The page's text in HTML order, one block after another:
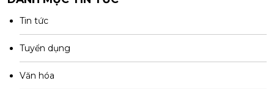
Tin tức
Tuyển dụng
Văn hóa